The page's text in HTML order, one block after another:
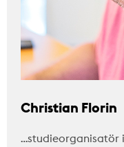
Christian Florin
…studieorganisatör